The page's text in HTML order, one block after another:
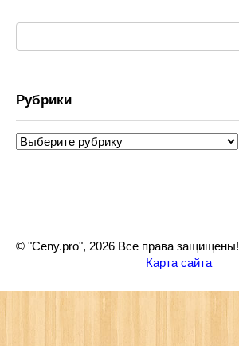
Рубрики
Рубрики
© "Ceny.pro", 2026 Все права защищены!
Карта сайта